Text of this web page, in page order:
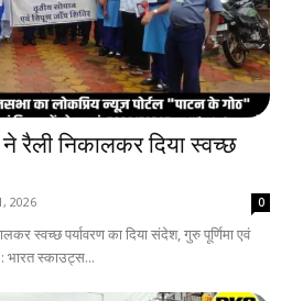
रैली निकालकर दिया स्वच्छ
2026 0
स्वच्छ पर्यावरण का दिया संदेश, गुरु पूर्णिमा एवं
: भारत स्काउट्स...